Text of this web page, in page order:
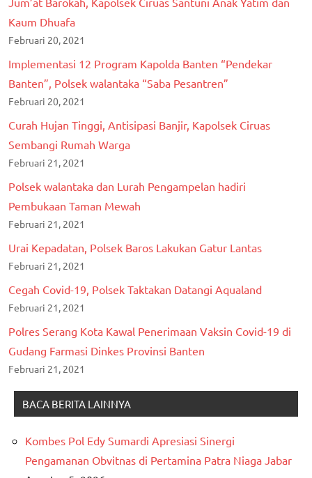
Kaum Dhuafa
Februari 20, 2021
Implementasi 12 Program Kapolda Banten “Pendekar
Banten”, Polsek walantaka “Saba Pesantren”
Februari 20, 2021
Curah Hujan Tinggi, Antisipasi Banjir, Kapolsek Ciruas
Sembangi Rumah Warga
Februari 21, 2021
Polsek walantaka dan Lurah Pengampelan hadiri
Pembukaan Taman Mewah
Februari 21, 2021
Urai Kepadatan, Polsek Baros Lakukan Gatur Lantas
Februari 21, 2021
Cegah Covid-19, Polsek Taktakan Datangi Aqualand
Februari 21, 2021
Polres Serang Kota Kawal Penerimaan Vaksin Covid-19 di
Gudang Farmasi Dinkes Provinsi Banten
Februari 21, 2021
BACA BERITA LAINNYA
Kombes Pol Edy Sumardi Apresiasi Sinergi
Pengamanan Obvitnas di Pertamina Patra Niaga Jabar